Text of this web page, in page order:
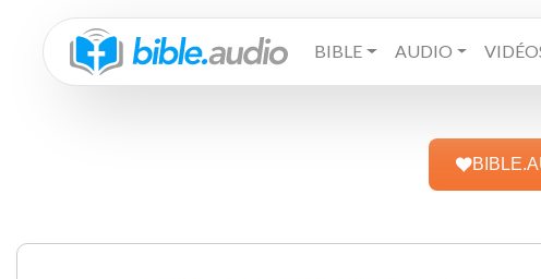
BIBLE AUDIO